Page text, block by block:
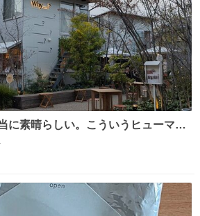
に素晴らしい。こういうヒューマン
んだよ。